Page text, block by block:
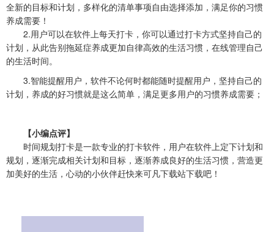
全新的目标和计划，多样化的清单事项自由选择添加，满足你的习惯
养成需要！
2.用户可以在软件上每天打卡，你可以通过打卡方式坚持自己的
计划，从此告别拖延症养成更加自律高效的生活习惯，在线管理自己
的生活时间。
3.智能提醒用户，软件不论何时都能随时提醒用户，坚持自己的
计划，养成的好习惯就是这么简单，满足更多用户的习惯养成需要；
【小编点评】
时间规划打卡是一款专业的打卡软件，用户在软件上定下计划和
规划，逐渐完成相关计划和目标，逐渐养成良好的生活习惯，营造更
加美好的生活，心动的小伙伴赶快来可凡下载站下载吧！